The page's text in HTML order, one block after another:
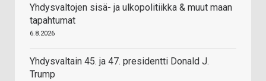
Yhdysvaltojen sisä- ja ulkopolitiikka & muut maan
tapahtumat
6.8.2026
Yhdysvaltain 45. ja 47. presidentti Donald J.
Trump